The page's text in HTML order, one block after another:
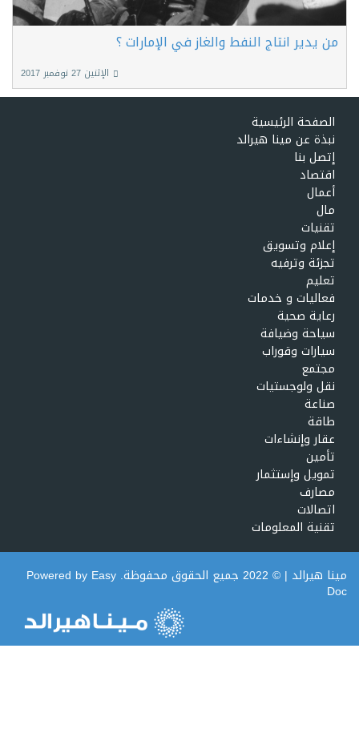
من يدير انتاج النفط والغاز في الإمارات ؟
الإثنين 27 نوفمبر 2017
الصفحة الرئيسية
نبذة عن مينا هيرالد
إتصل بنا
اقتصاد
أعمال
مال
تقنيات
إعلام وتسويق
تجزئة وترفيه
تعليم
فعاليات و خدمات
رعاية صحية
سياحة وضيافة
سيارات وقوراب
مجتمع
نقل ولوجستيات
صناعة
طاقة
عقار وإنشاءات
تأمين
تمويل وإستثمار
مصارف
اتصالات
تقنية المعلومات
مينا هيرالد| © 2022 جميع الحقوق محفوظة. Powered by Easy
Doc